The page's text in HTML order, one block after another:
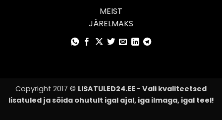
MEIST
JÄRELMAKS
Copyright 2017 © LISATULED24.EE - Vali kvaliteetsed
lisatuled ja sõida ohutult igal ajal, iga ilmaga, igal teel!